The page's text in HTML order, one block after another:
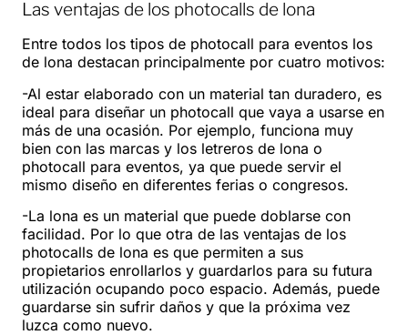
Las ventajas de los photocalls de lona
Entre todos los tipos de photocall para eventos los
de lona destacan principalmente por cuatro motivos:
-Al estar elaborado con un material tan duradero, es
ideal para diseñar un photocall que vaya a usarse en
más de una ocasión. Por ejemplo, funciona muy
bien con las marcas y los letreros de lona o
photocall para eventos, ya que puede servir el
mismo diseño en diferentes ferias o congresos.
-La lona es un material que puede doblarse con
facilidad. Por lo que otra de las ventajas de los
photocalls de lona es que permiten a sus
propietarios enrollarlos y guardarlos para su futura
utilización ocupando poco espacio. Además, puede
guardarse sin sufrir daños y que la próxima vez
luzca como nuevo.